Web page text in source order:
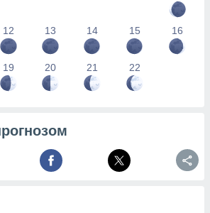
12 13 14 15 16
19 20 21 22